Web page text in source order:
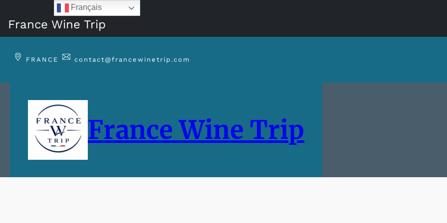
France Wine Trip
FRANCE contact@francewinetrip.com
France Wine Trip
Français